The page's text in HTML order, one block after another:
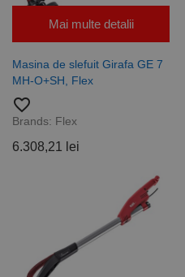
Mai multe detalii
Masina de slefuit Girafa GE 7
MH-O+SH, Flex
favorite_border
Brands: Flex
6.308,21 lei